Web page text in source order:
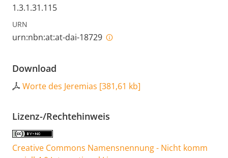
1.3.1.31.115
URN
urn:nbn:at:at-dai-18729
Download
Worte des Jeremias [381,61 kb]
Lizenz-/Rechtehinweis
Creative Commons Namensnennung - Nicht komm